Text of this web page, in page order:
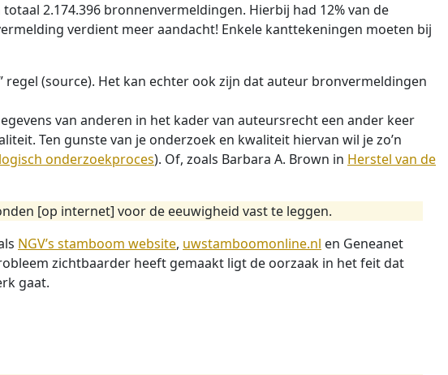
2.174.396 bronnenvermeldingen. Hierbij had 12% van de
verdient meer aandacht! Enkele kanttekeningen moeten bij
regel (source). Het kan echter ook zijn dat auteur bronvermeldingen
van anderen in het kader van auteursrecht een ander keer
Ten gunste van je onderzoek en kwaliteit hiervan wil je zo’n
onderzoekproces). Of, zoals Barbara A. Brown in Herstel van de
[op internet] voor de eeuwigheid vast te leggen.
NGV’s stamboom website, uwstamboomonline.nl en Geneanet
zichtbaarder heeft gemaakt ligt de oorzaak in het feit dat
gaat.